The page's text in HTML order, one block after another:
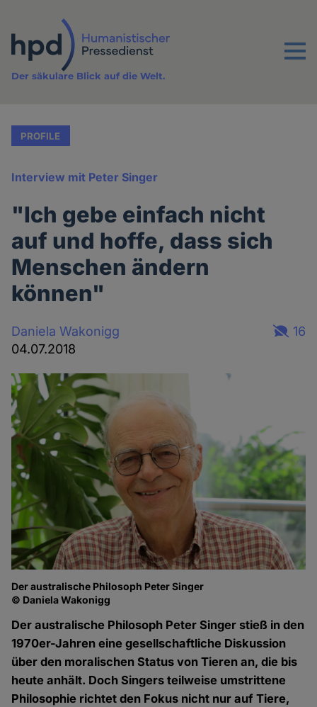
Inhalt
Menu
Der säkulare Blick auf die Welt.
PROFILE
Interview mit Peter Singer
"Ich gebe einfach nicht
auf und hoffe, dass sich
Menschen ändern
können"
Daniela Wakonigg
04.07.2018
16
Der australische Philosoph Peter Singer
© Daniela Wakonigg
Der australische Philosoph Peter Singer stieß in den
1970er-Jahren eine gesellschaftliche Diskussion
über den moralischen Status von Tieren an, die bis
heute anhält. Doch Singers teilweise umstrittene
Philosophie richtet den Fokus nicht nur auf Tiere,